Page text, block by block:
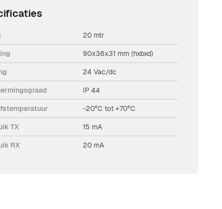
20 mtr
90x36x31 mm (hxbxd)
24 Vac/dc
IP 44
-20°C tot +70°C
TX 15 mA
RX 20 mA